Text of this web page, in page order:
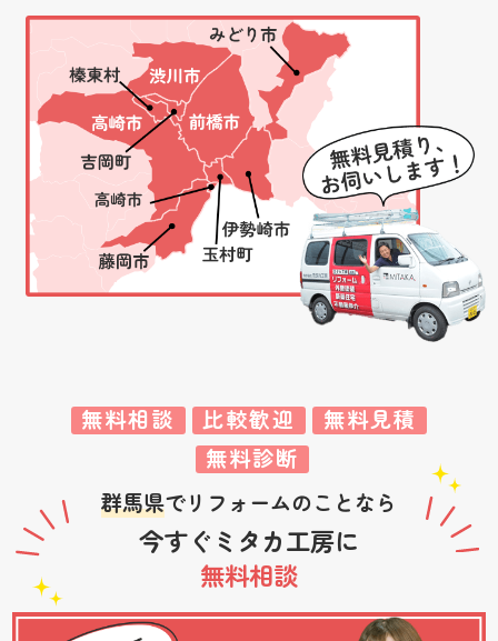
無料相談 比較歓迎
無料見積
無料診断
群馬県でリフォームのことなら
今すぐミタカ工房に
無料相談